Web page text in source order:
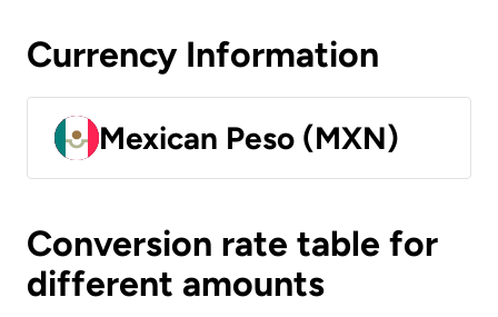
Currency Information
Mexican Peso (MXN)
Conversion rate table for
different amounts